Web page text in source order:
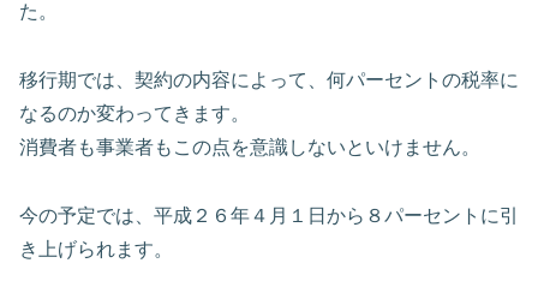
た。
移行期では、契約の内容によって、何パーセントの税率に
なるのか変わってきます。
消費者も事業者もこの点を意識しないといけません。
今の予定では、平成２６年４月１日から８パーセントに引
き上げられます。